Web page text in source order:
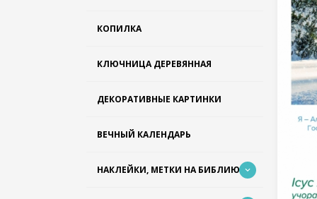
КОПИЛКА
КЛЮЧНИЦА ДЕРЕВЯННАЯ
ДЕКОРАТИВНЫЕ КАРТИНКИ
ВЕЧНЫЙ КАЛЕНДАРЬ
НАКЛЕЙКИ, МЕТКИ НА БИБЛИЮ